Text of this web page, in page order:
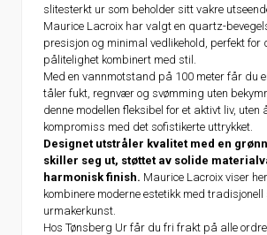
slitesterkt ur som beholder sitt vakre
Maurice Lacroix har valgt en quartz-
presisjon og minimal vedlikehold, perfekt for
pålitelighet kombinert med stil.
Med en vannmotstand på 100 meter får du
tåler fukt, regnvær og svømming uten
denne modellen fleksibel for et aktivt liv, uten
kompromiss med det sofistikerte uttrykket.
Designet utstråler kvalitet med en
skiller seg ut, støttet av solide
harmonisk finish. Maurice Lacroix viser
kombinere moderne estetikk med
urmakerkunst.
Hos Tønsberg Ur får du fri frakt på alle ordre